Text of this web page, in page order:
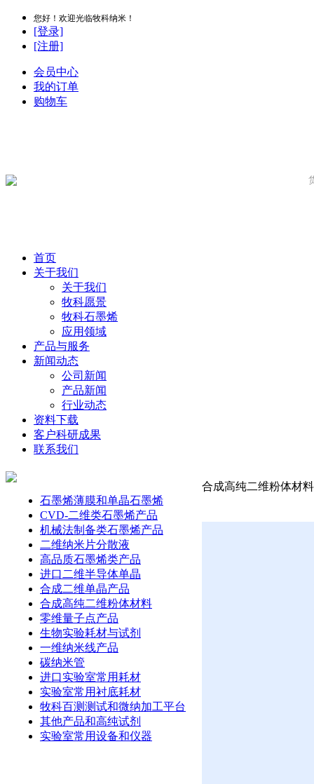
您好！欢迎光临牧科纳米！
[登录]
[注册]
会员中心
我的订单
购物车
首页
关于我们
关于我们
牧科愿景
牧科石墨烯
应用领域
产品与服务
新闻动态
公司新闻
产品新闻
行业动态
资料下载
客户科研成果
联系我们
石墨烯薄膜和单晶石墨烯
CVD-二维类石墨烯产品
机械法制备类石墨烯产品
二维纳米片分散液
高品质石墨烯类产品
进口二维半导体单晶
合成二维单晶产品
合成高纯二维粉体材料
零维量子点产品
生物实验耗材与试剂
一维纳米线产品
碳纳米管
进口实验室常用耗材
实验室常用衬底耗材
牧科百测测试和微纳加工平台
其他产品和高纯试剂
实验室常用设备和仪器
合成高纯二维粉体材